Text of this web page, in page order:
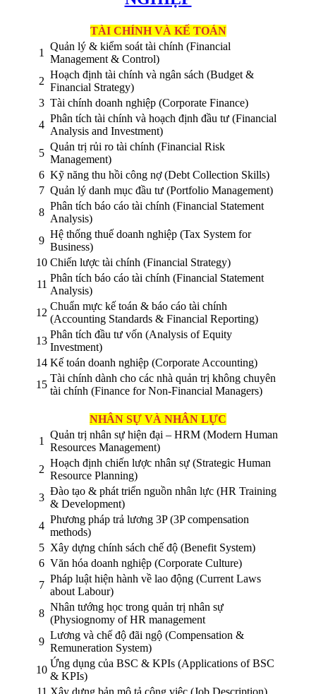
TÀI CHÍNH VÀ KẾ TOÁN
1
Quản lý & kiểm soát tài chính (Financial
Management & Control)
2
Hoạch định tài chính và ngân sách (Budget &
Financial Strategy)
3 Tài chính doanh nghiệp (Corporate Finance)
4
Phân tích tài chính và hoạch định đầu tư (Financial
Analysis and Investment)
5
Quản trị rủi ro tài chính (Financial Risk
Management)
6 Kỹ năng thu hồi công nợ (Debt Collection Skills)
7 Quản lý danh mục đầu tư (Portfolio Management)
8
Phân tích báo cáo tài chính (Financial Statement
Analysis)
9
Hệ thống thuế doanh nghiệp (Tax System for
Business)
10 Chiến lược tài chính (Financial Strategy)
11
Phân tích báo cáo tài chính (Financial Statement
Analysis)
12
Chuẩn mực kế toán & báo cáo tài chính
(Accounting Standards & Financial Reporting)
13
Phân tích đầu tư vốn (Analysis of Equity
Investment)
14 Kế toán doanh nghiệp (Corporate Accounting)
15
Tài chính dành cho các nhà quản trị không chuyên
tài chính (Finance for Non-Financial Managers)
NHÂN SỰ VÀ NHÂN LỰC
1
Quản trị nhân sự hiện đại – HRM (Modern Human
Resources Management)
2
Hoạch định chiến lược nhân sự (Strategic Human
Resource Planning)
3
Đào tạo & phát triển nguồn nhân lực (HR Training
& Development)
4
Phương pháp trả lương 3P (3P compensation
methods)
5 Xây dựng chính sách chế độ (Benefit System)
6 Văn hóa doanh nghiệp (Corporate Culture)
7
Pháp luật hiện hành về lao động (Current Laws
about Labour)
8
Nhân tướng học trong quản trị nhân sự
(Physiognomy of HR management
9
Lương và chế độ đãi ngộ (Compensation &
Remuneration System)
10
Ứng dụng của BSC & KPIs (Applications of BSC
& KPIs)
11 Xây dựng bản mô tả công việc (Job Description)